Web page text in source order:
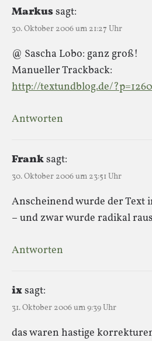
Markussagt:
30. Oktober 2006 um 21:27 Uhr
@ Sascha Lobo: ganz groß!
Manueller Trackback:
http://textundblog.de/?p=1260
Antworten
Franksagt:
30. Oktober 2006 um 23:51 Uhr
Anscheinend wurde der
– und zwar wurde radikal
Antworten
ixsagt:
31. Oktober 2006 um 9:39 Uhr
das waren hastige